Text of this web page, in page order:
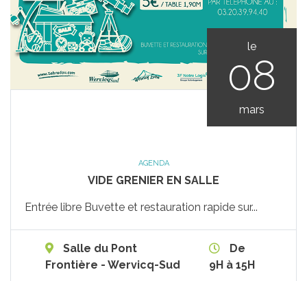
le
08
mars
AGENDA
VIDE GRENIER EN SALLE
Entrée libre Buvette et restauration rapide sur...
Salle du Pont
Frontière - Wervicq-Sud
De
9H à 15H